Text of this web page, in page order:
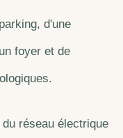
d'une
foyer et de
réseau électrique